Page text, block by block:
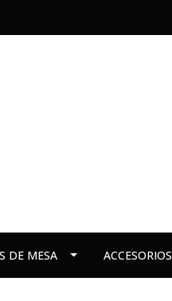
DE MESA ACCESORIOS